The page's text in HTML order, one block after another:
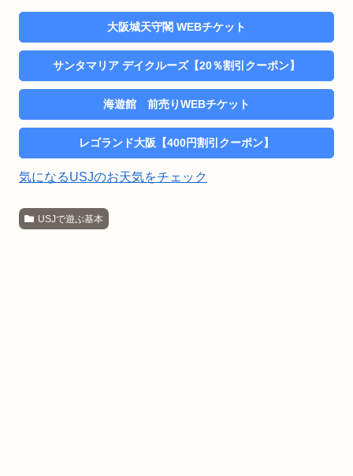
大阪城天守閣 WEBチケット
サンタマリア デイクルーズ【20％割引クーポン】
海遊館 前売りWEBチケット
レゴランド大阪【400円割引クーポン】
気になるUSJのお天気をチェック
USJで遊ぶ基本